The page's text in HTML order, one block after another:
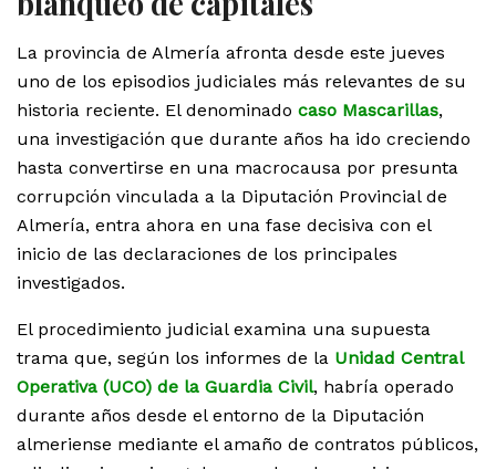
La provincia de Almería afronta desde este jueves
uno de los episodios judiciales más relevantes de su
historia reciente. El denominado caso Mascarillas,
una investigación que durante años ha ido creciendo
hasta convertirse en una macrocausa por presunta
corrupción vinculada a la Diputación Provincial de
Almería, entra ahora en una fase decisiva con el
inicio de las declaraciones de los principales
investigados.
El procedimiento judicial examina una supuesta
trama que, según los informes de la Unidad Central
Operativa (UCO) de la Guardia Civil, habría operado
durante años desde el entorno de la Diputación
almeriense mediante el amaño de contratos públicos,